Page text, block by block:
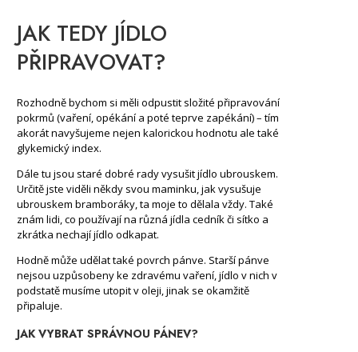
JAK TEDY JÍDLO
PŘIPRAVOVAT?
Rozhodně bychom si měli odpustit složité připravování
pokrmů (vaření, opékání a poté teprve zapékání) – tím
akorát navyšujeme nejen kalorickou hodnotu ale také
glykemický index.
Dále tu jsou staré dobré rady vysušit jídlo ubrouskem.
Určitě jste viděli někdy svou maminku, jak vysušuje
ubrouskem bramboráky, ta moje to dělala vždy. Také
znám lidi, co používají na různá jídla cedník či sítko a
zkrátka nechají jídlo odkapat.
Hodně může udělat také povrch pánve. Starší pánve
nejsou uzpůsobeny ke zdravému vaření, jídlo v nich v
podstatě musíme utopit v oleji, jinak se okamžitě
připaluje.
JAK VYBRAT SPRÁVNOU PÁNEV?